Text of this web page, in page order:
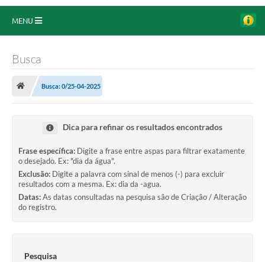
MENU
A Prefeitura
Portal da Transparência
Mais
Busca
Busca: 0/25-04-2025
Dica para refinar os resultados encontrados
Frase específica: Digite a frase entre aspas para filtrar exatamente
o desejado. Ex: "dia da água".
Exclusão: Digite a palavra com sinal de menos (-) para excluir
resultados com a mesma. Ex: dia da -agua.
Datas:As datas consultadas na pesquisa são de Criação / Alteração
do registro.
Pesquisa